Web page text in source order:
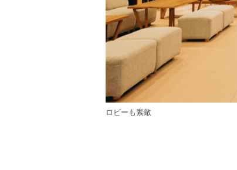
ロビーも素敵